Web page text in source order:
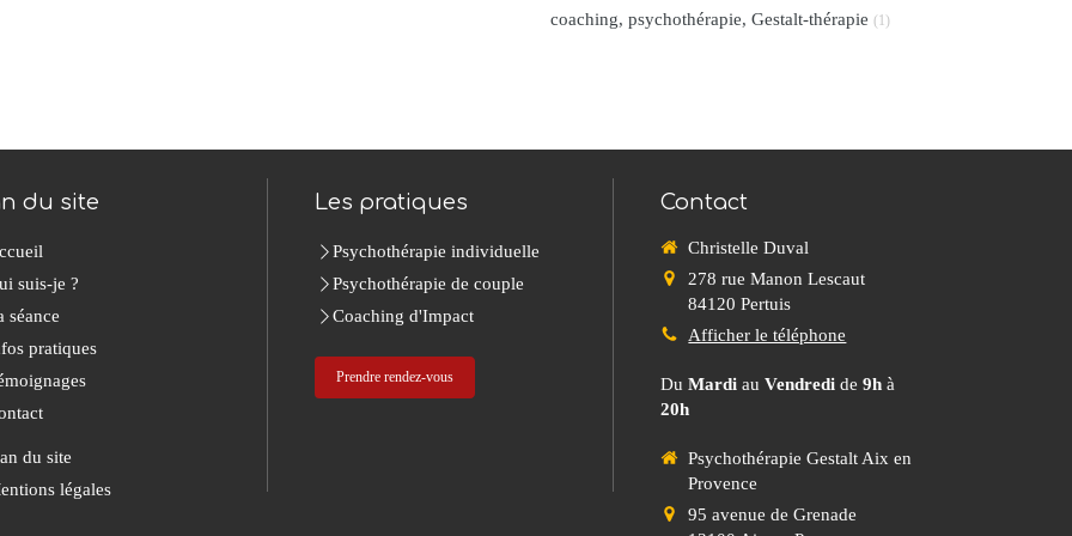
coaching, psychothérapie, Gestalt-thérapie (1)
du site
suis-je ?
séance
pratiques
du site
légales
Les pratiques
Psychothérapie individuelle
Psychothérapie de couple
Coaching d'Impact
Prendre rendez-vous
Contact
Christelle Duval
278 rue Manon Lescaut
84120 Pertuis
Afficher le téléphone
DuMardi auVendredi de9h à
20h
Psychothérapie Gestalt Aix en
Provence
95 avenue de Grenade